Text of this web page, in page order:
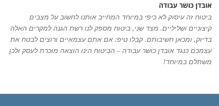
אובדן כושר עבודה
ביטוח זה עיסוק לא כיפי במיוחד המחייב אותנו לחשוב על מצבים
קיצוניים ושליליים. מצד שני, ביטוח מספק לנו רשת הגנה למקרים האלה
בדיוק, ומכאן חשיבותם. קבלו טיפ: אם אתם עצמאיים ורוצים לבטח את
עצמכם כנגד אובדן כושר עבודה – הביטוח הינו הוצאה מוכרת לעסק ולכן
משתלם במיוחד!